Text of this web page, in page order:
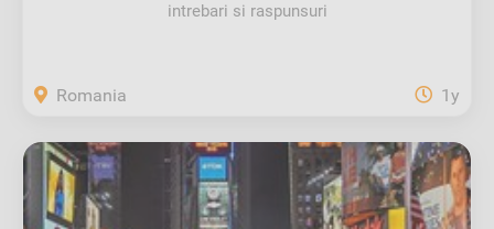
intrebari si raspunsuri
Romania 1y